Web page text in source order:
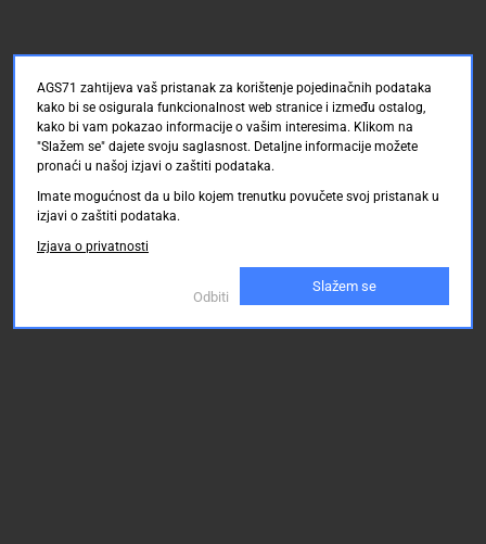
AGS71 zahtijeva vaš pristanak za korištenje pojedinačnih podataka
kako bi se osigurala funkcionalnost web stranice i između ostalog,
kako bi vam pokazao informacije o vašim interesima. Klikom na
"Slažem se" dajete svoju saglasnost. Detaljne informacije možete
pronaći u našoj izjavi o zaštiti podataka.
Imate mogućnost da u bilo kojem trenutku povučete svoj pristanak u
izjavi o zaštiti podataka.
Izjava o privatnosti
Odbiti
Slažem se